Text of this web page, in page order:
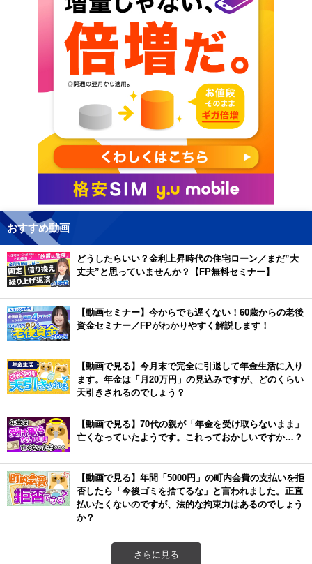
おすすめ動画
どうしたらいい？金利上昇時代の住宅ローン／まだ”大
丈夫”と思っていませんか？【FP無料セミナー】
【動画セミナー】今からでも遅くない！60歳からの老後
資金セミナー／FPがわかりやすく解説します！
【動画で見る】今月末で完全に引退して年金生活に入り
ます。年金は「月20万円」の見込みですが、どのくらい
天引きされるのでしょう？
【動画で見る】70代の親が「年金を受け取らないまま」
亡くなっていたようです。これっておかしいですか…？
【動画で見る】年間「5000円」の町内会費の支払いを拒
否したら「今後ゴミを捨てるな」と言われました。正直
払いたくないのですが、法的な拘束力はあるのでしょう
か？
さらに見る